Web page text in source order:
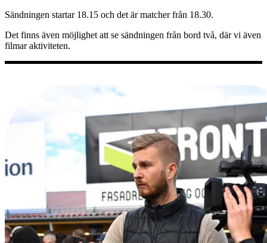
Sändningen startar 18.15 och det är matcher från 18.30.
Det finns även möjlighet att se sändningen från bord två, där vi även
filmar aktiviteten.